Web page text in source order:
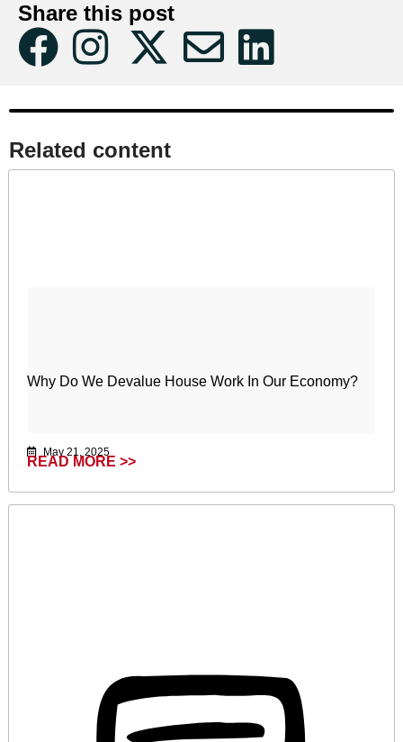
Share this post
Related content​
Why Do We Devalue House Work In Our Economy?
May 21, 2025
READ MORE >>